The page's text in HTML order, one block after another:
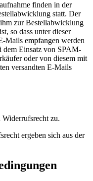
finden in der
statt. Der
zur Bestellabwicklung
so dass unter dieser
Mails empfangen werden
dem Einsatz von SPAM-
oder von diesem mit
versandten E-Mails
Widerrufsrecht zu.
ergeben sich aus der